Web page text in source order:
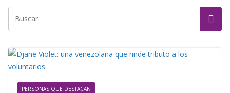
PERSONAS QUE DESTACAN